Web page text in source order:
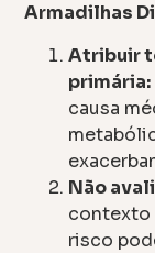
Armadilhas
Atribuir
primária:
causa
Não
contexto
risco